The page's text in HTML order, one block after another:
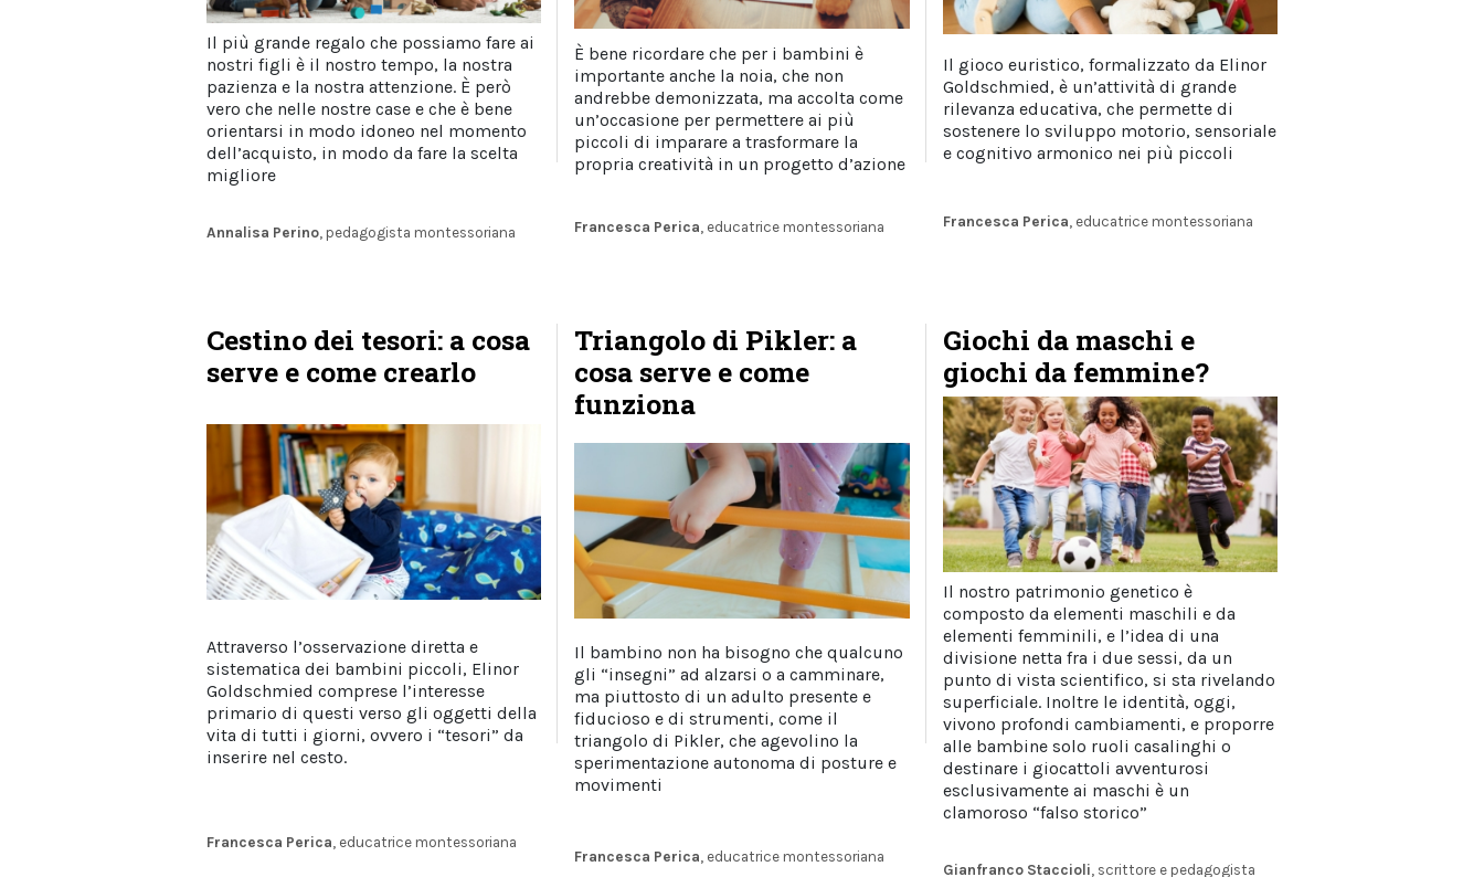
Annalisa Perino, pedagogista montessoriana
Il più grande regalo che possiamo fare ai
nostri figli è il nostro tempo, la nostra
pazienza e la nostra attenzione. È però
vero che nelle nostre case e che è bene
orientarsi in modo idoneo nel momento
dell’acquisto, in modo da fare la scelta
migliore
Francesca Perica, educatrice montessoriana
È bene ricordare che per i bambini è
importante anche la noia, che non
andrebbe demonizzata, ma accolta come
un’occasione per permettere ai più
piccoli di imparare a trasformare la
propria creatività in un progetto d’azione
Francesca Perica, educatrice montessoriana
Il gioco euristico, formalizzato da Elinor
Goldschmied, è un’attività di grande
rilevanza educativa, che permette di
sostenere lo sviluppo motorio, sensoriale
e cognitivo armonico nei più piccoli
Cestino dei tesori: a cosa
serve e come crearlo
Francesca Perica, educatrice montessoriana
Attraverso l’osservazione diretta e
sistematica dei bambini piccoli, Elinor
Goldschmied comprese l’interesse
primario di questi verso gli oggetti della
vita di tutti i giorni, ovvero i “tesori” da
inserire nel cesto.
Triangolo di Pikler: a
cosa serve e come
funziona
Francesca Perica , educatrice montessoriana
Il bambino non ha bisogno che qualcuno
gli “insegni” ad alzarsi o a camminare,
ma piuttosto di un adulto presente e
fiducioso e di strumenti, come il
triangolo di Pikler, che agevolino la
sperimentazione autonoma di posture e
movimenti
Giochi da maschi e
giochi da femmine?
Gianfranco Staccioli, scrittore e pedagogista
Il nostro patrimonio genetico è
composto da elementi maschili e da
elementi femminili, e l’idea di una
divisione netta fra i due sessi, da un
punto di vista scientifico, si sta rivelando
superficiale. Inoltre le identità, oggi,
vivono profondi cambiamenti, e proporre
alle bambine solo ruoli casalinghi o
destinare i giocattoli avventurosi
esclusivamente ai maschi è un
clamoroso “falso storico”